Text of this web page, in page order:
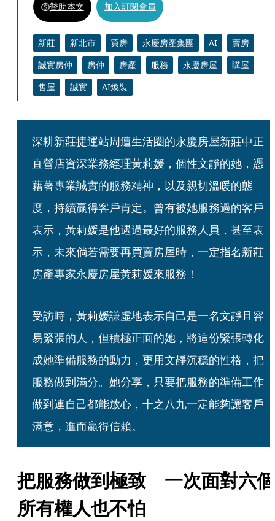
贊助本文 加入訂閱會員
新莊 新北市 買房 永慶房產集團 AI
賣房
誠實房仲
房仲 房產 服務 永慶房屋
購屋
售屋
誠實 AI煥裝
深耕新莊捷運站周遭生活圈的永慶房屋新莊中正
直營店資深業務經理黃莉媛，個性文靜的她，憑
藉著專業誠實的服務精神，以及親切溫暖的態
度，持續贏得客戶肯定。曾有被她服務過的客戶
表示，黃莉媛是他遇過最好的服務人員，甚至表
示，未來倘若需要再買賣房屋時，一定指名新莊
房產專家永慶房屋黃莉媛來服務！
受訪時，黃莉媛謙虛地表示自己是一名文靜且容
易緊張的人，但積極正面的她，將這份緊張轉化
成她準備服務的動力，更用文靜沉穩的性格，把
服務做到滿分。她分享，只要把服務的準備工作
做到連自己都能放心，十之八九一定能夠讓客戶
滿意，進而贏得信賴。
把服務做到極致　一次面對六個
所有權人也不怕